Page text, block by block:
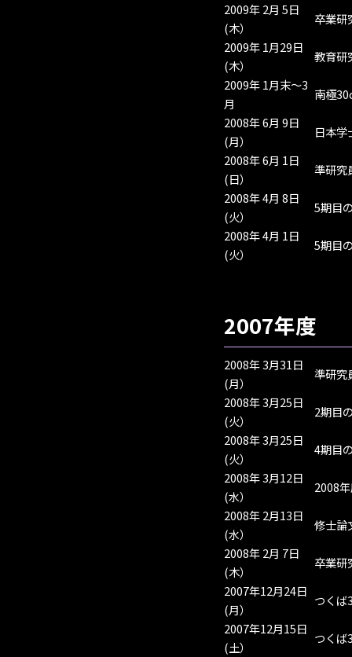
2009年 2月 5日
(木）
卒業研
2009年 1月29日
(木）
教育研
2009年 1月末～3
月
南極
2008年 6月 9日
(月）
日本学
2008年 6月 1日
(日）
準研究
2008年 4月 8日
(火）
5期目
2008年 4月 1日
(火）
5期目
2007年度
2008年 3月31日
(月）
準研究
2008年 3月25日
(火）
2期目
2008年 3月25日
(火）
4期目
2008年 3月12日
(水）
2008
2008年 2月13日
(水）
修士論
2008年 2月 7日
(木）
卒業研
2007年12月24日
(月）
つくば
2007年12月15日
(土）
つく